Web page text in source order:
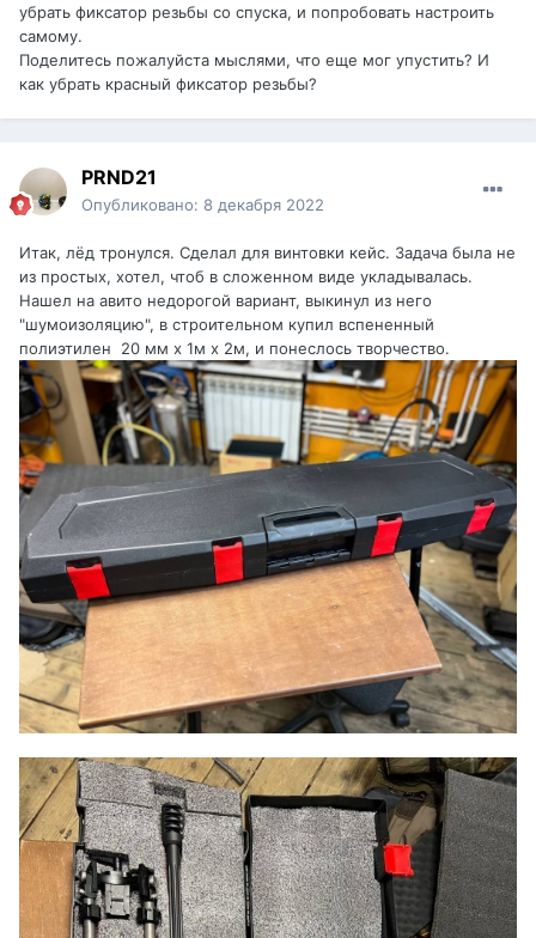
убрать фиксатор резьбы со спуска, и попробовать настроить
самому.
Поделитесь пожалуйста мыслями, что еще мог упустить? И
как убрать красный фиксатор резьбы?
PRND21
Опубликовано: 8 декабря 2022
Итак, лёд тронулся. Сделал для винтовки кейс. Задача была не
из простых, хотел, чтоб в сложенном виде укладывалась.
Нашел на авито недорогой вариант, выкинул из него
"шумоизоляцию", в строительном купил вспененный
полиэтилен 20 мм х 1м х 2м, и понеслось творчество.